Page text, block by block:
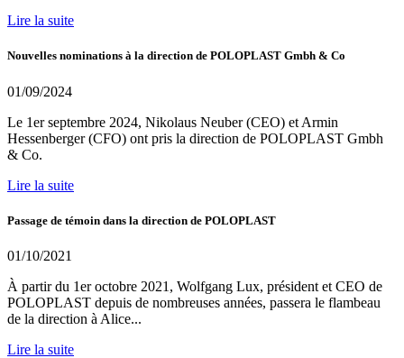
Lire la suite
Nouvelles nominations à la direction de POLOPLAST Gmbh & Co
01/09/2024
Le 1er septembre 2024, Nikolaus Neuber (CEO) et Armin
Hessenberger (CFO) ont pris la direction de POLOPLAST Gmbh
& Co.
Lire la suite
Passage de témoin dans la direction de POLOPLAST
01/10/2021
À partir du 1er octobre 2021, Wolfgang Lux, président et CEO de
POLOPLAST depuis de nombreuses années, passera le flambeau
de la direction à Alice...
Lire la suite